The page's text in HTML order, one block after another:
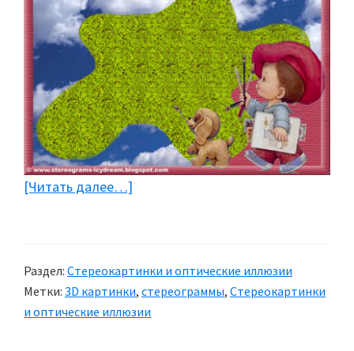
[Читать далее…]
Раздел: Стереокартинки и оптические иллюзии
Метки: 3D картинки, стереограммы, Стереокартинки
и оптические иллюзии